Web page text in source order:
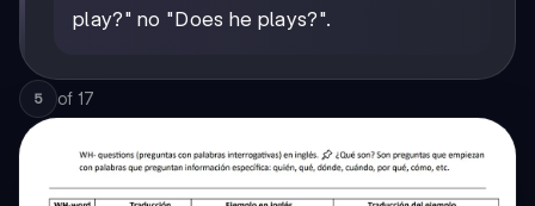
play?" no "Does he plays?".
5 of 17